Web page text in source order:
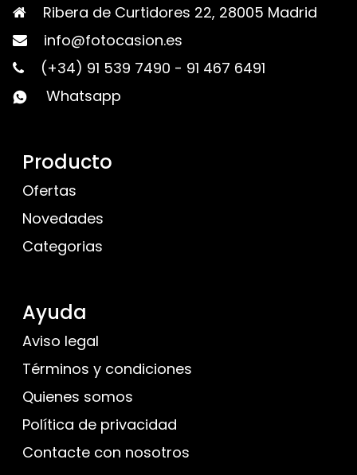
Ribera de Curtidores 22, 28005 Madrid
info@fotocasion.es
(+34) 91 539 7490 - 91 467 6491
Whatsapp
Producto
Ofertas
Novedades
Categorias
Ayuda
Aviso legal
Términos y condiciones
Quienes somos
Política de privacidad
Contacte con nosotros